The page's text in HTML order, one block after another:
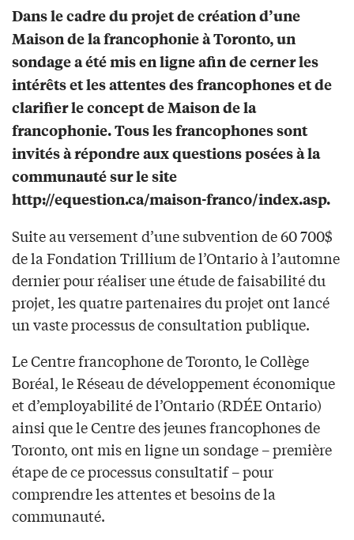
Dans le cadre du projet de création d’une
Maison de la francophonie à Toronto, un
sondage a été mis en ligne afin de cerner les
intérêts et les attentes des francophones et de
clarifier le concept de Maison de la
francophonie. Tous les francophones sont
invités à répondre aux questions posées à la
communauté sur le site
http://equestion.ca/maison-franco/index.asp.
Suite au versement d’une subvention de 60 700$
de la Fondation Trillium de l’Ontario à l’automne
dernier pour réaliser une étude de faisabilité du
projet, les quatre partenaires du projet ont lancé
un vaste processus de consultation publique.
Le Centre francophone de Toronto, le Collège
Boréal, le Réseau de développement économique
et d’employabilité de l’Ontario (RDÉE Ontario)
ainsi que le Centre des jeunes francophones de
Toronto, ont mis en ligne un sondage – première
étape de ce processus consultatif – pour
comprendre les attentes et besoins de la
communauté.